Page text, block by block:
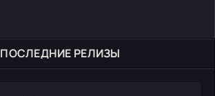
ПОСЛЕДНИЕ РЕЛИЗЫ